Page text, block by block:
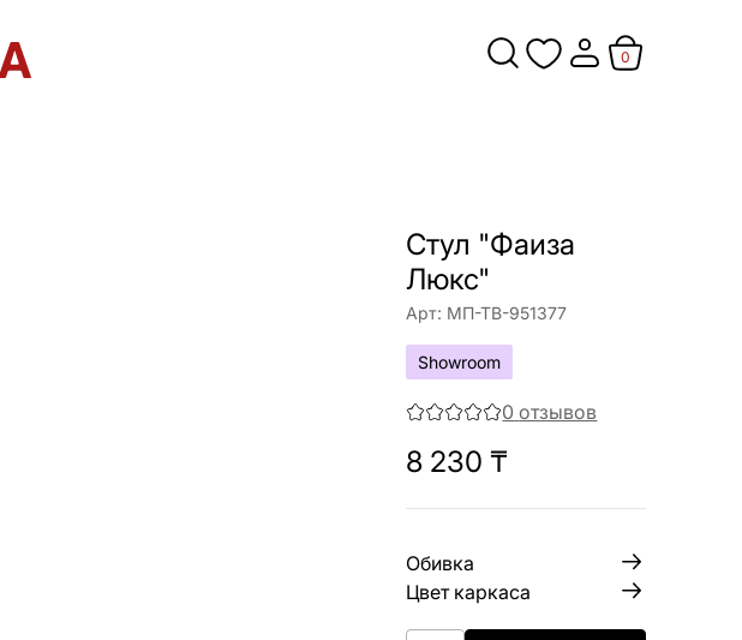
0
Стул "Фаиза
Люкс"
Арт: МП-ТВ-951377
Showroom
0 отзывов
8 230 ₸
Обивка
Цвет каркаса